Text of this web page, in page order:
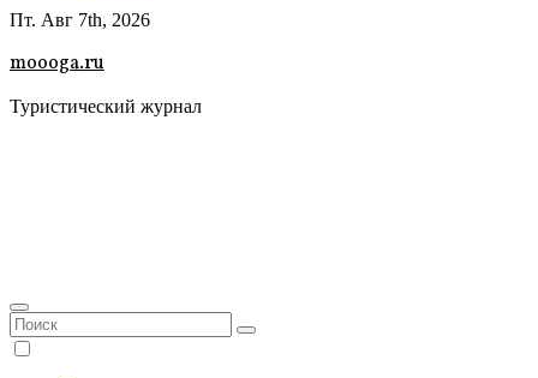
Пт. Авг 7th, 2026
moooga.ru
Туристический журнал